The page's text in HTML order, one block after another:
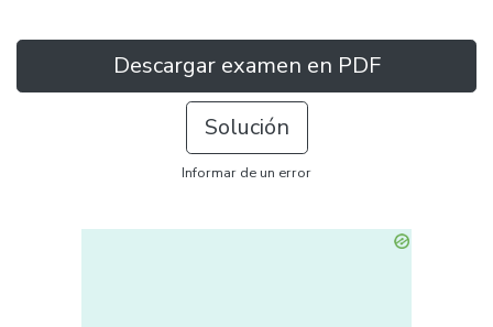
Descargar examen en PDF
Solución
Informar de un error